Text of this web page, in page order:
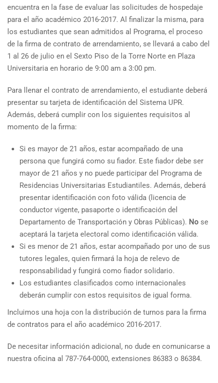
encuentra en la fase de evaluar las solicitudes de hospedaje
para el año académico 2016-2017. Al finalizar la misma, para
los estudiantes que sean admitidos al Programa, el proceso
de la firma de contrato de arrendamiento, se llevará a cabo del
1 al 26 de julio en el Sexto Piso de la Torre Norte en Plaza
Universitaria en horario de 9:00 am a 3:00 pm.
Para llenar el contrato de arrendamiento, el estudiante deberá
presentar su tarjeta de identificación del Sistema UPR.
Además, deberá cumplir con los siguientes requisitos al
momento de la firma:
Si es mayor de 21 años, estar acompañado de una
persona que fungirá como su fiador. Este fiador debe ser
mayor de 21 años y no puede participar del Programa de
Residencias Universitarias Estudiantiles. Además, deberá
presentar identificación con foto válida (licencia de
conductor vigente, pasaporte o identificación del
Departamento de Transportación y Obras Públicas). No se
aceptará la tarjeta electoral como identificación válida.
Si es menor de 21 años, estar acompañado por uno de sus
tutores legales, quien firmará la hoja de relevo de
responsabilidad y fungirá como fiador solidario.
Los estudiantes clasificados como internacionales
deberán cumplir con estos requisitos de igual forma.
Incluimos una hoja con la distribución de turnos para la firma
de contratos para el año académico 2016-2017.
De necesitar información adicional, no dude en comunicarse a
nuestra oficina al 787-764-0000, extensiones 86383 o 86384.